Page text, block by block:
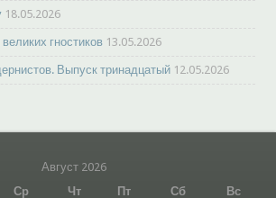
18.05.2026
гностиков 13.05.2026
Выпуск тринадцатый 12.05.2026
Август 2026
Ср Чт Пт Сб Вс